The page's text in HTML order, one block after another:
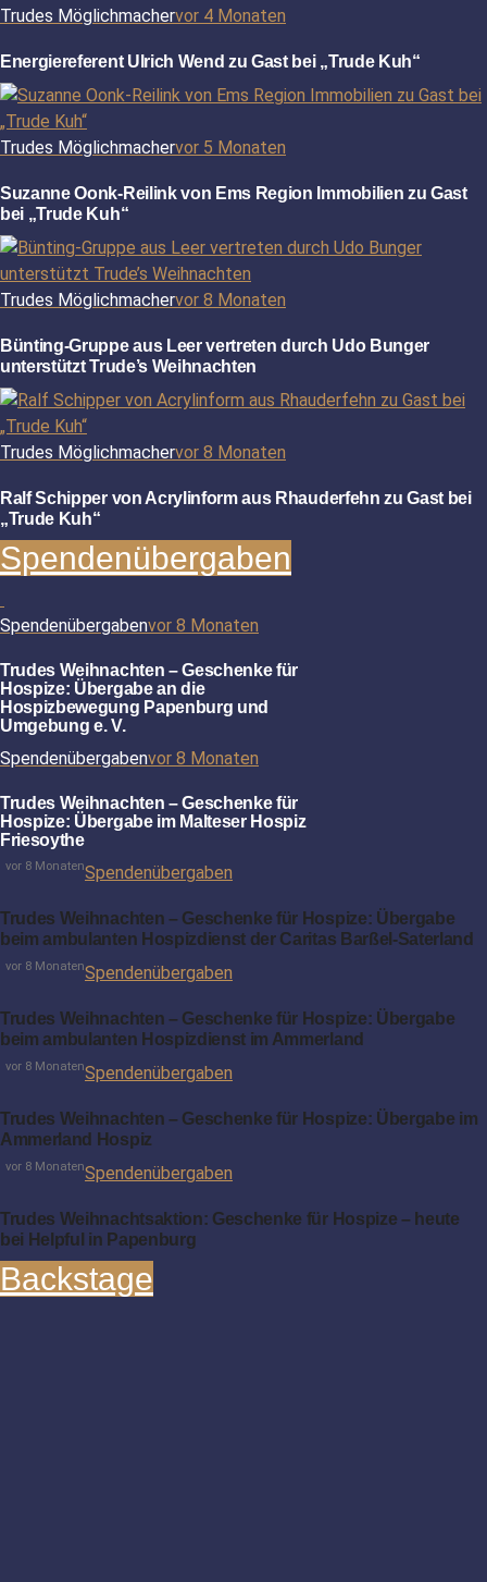
Trudes Möglichmachervor 4 Monaten
Energiereferent Ulrich Wend zu Gast bei „Trude Kuh“
Trudes Möglichmachervor 5 Monaten
Suzanne Oonk-Reilink von Ems Region Immobilien zu Gast
bei „Trude Kuh“
Trudes Möglichmachervor 8 Monaten
Bünting-Gruppe aus Leer vertreten durch Udo Bunger
unterstützt Trude’s Weihnachten
Trudes Möglichmachervor 8 Monaten
Ralf Schipper von Acrylinform aus Rhauderfehn zu Gast bei
„Trude Kuh“
Spendenübergaben
Spendenübergabenvor 8 Monaten
Trudes Weihnachten – Geschenke für
Hospize: Übergabe an die
Hospizbewegung Papenburg und
Umgebung e. V.
Spendenübergabenvor 8 Monaten
Trudes Weihnachten – Geschenke für
Hospize: Übergabe im Malteser Hospiz
Friesoythe
Spendenübergaben
vor 8 Monaten
Trudes Weihnachten – Geschenke für Hospize: Übergabe
beim ambulanten Hospizdienst der Caritas Barßel-Saterland
Spendenübergaben
vor 8 Monaten
Trudes Weihnachten – Geschenke für Hospize: Übergabe
beim ambulanten Hospizdienst im Ammerland
Spendenübergaben
vor 8 Monaten
Trudes Weihnachten – Geschenke für Hospize: Übergabe im
Ammerland Hospiz
Spendenübergaben
vor 8 Monaten
Trudes Weihnachtsaktion: Geschenke für Hospize – heute
bei Helpful in Papenburg
Backstage